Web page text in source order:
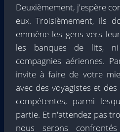
Deuxièmement, j'espère
eux. Troisièmement, ils
emmène les gens vers
les banques de lits,
compagnies aériennes.
invite à faire de votre
avec des voyagistes et
compétentes, parmi
partie. Et n'attendez pas
nous serons